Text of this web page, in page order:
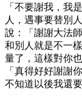
「不要謝我，我
人，遇事要替別
說：「謝謝大法
和別人就是不一
量了，這樣對你
「真得好好謝謝
不知道以後我還